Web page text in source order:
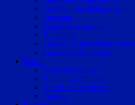
Landkreis Straubing-Bogen
Landshut
Landkreis Landshut
Dingolfing
Landkreis Dingolfing-Landau
Landkreis Deggendorf
Polizei
Polizeimeldungen
Fahndung/Vermisste
Aus dem Gerichtssaal
Verkehr